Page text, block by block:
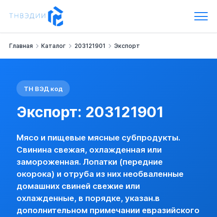
Экспорт: 203121901
Мясо и пищевые мясные субпродукты.
Свинина свежая, охлажденная или замороженная.
Лопатки (передние окорока) и отруба из них необваленные
НДС:10 %
Экспорт
Снижение экспорта
0203121901 ЛОПАТКИ (ПЕРЕДНИЕ ОКОРОКА) И ОТРУБА
Санкции (экспорт)
Товар, возможно, попадает в списки подсанкционных
Лицензия экспорта
0203121901 ЛОПАТКИ (ПЕРЕДНИЕ ОКОРОКА) И ОТРУБА
нет (базовая)
Цивветта, мускус (струя), желчь, железы и прочие
Главная Каталог 203121901 Экспорт
ТН ВЭД код
Экспорт: 203121901
Мясо и пищевые мясные субпродукты.
Свинина свежая, охлажденная или
замороженная. Лопатки (передние
окорока) и отруба из них необваленные
домашних свиней свежие или
охлажденные, в порядке, указан.в
дополнительном примечании евразийского